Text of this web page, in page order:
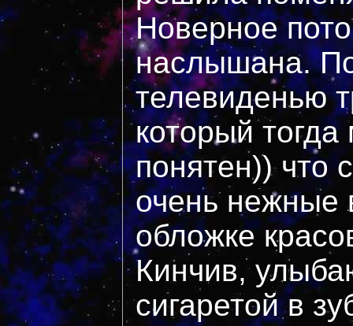
Новерное
наслышана.
телевиденью
который
понятен)) что
очень нежные
обложке
Кинчив,
сигаретой в